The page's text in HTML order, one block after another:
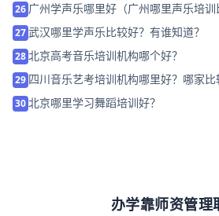
26 广州学声乐哪里好（广州哪里声乐培训
27武汉哪里学声乐比较好？有谁知道？
28北京高考音乐培训机构哪个好？
29 四川音乐艺考培训机构哪里好？哪家比
30北京哪里学习舞蹈培训好？
办学靠师资管理